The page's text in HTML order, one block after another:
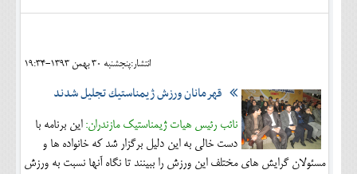
انتشار:پنجشنبه 30 بهمن 1393-19:34
قهرمانان ورزش ژيمناستيك تجلیل شدند
نائب رئيس هيات ژيمناستيك مازندران: اين برنامه با
دست خالي به اين دليل برگزار شد كه خانواده ها و
مسئولان گرايش هاي مختلف اين ورزش را ببينند تا نگاه آنها نسبت به ورزش